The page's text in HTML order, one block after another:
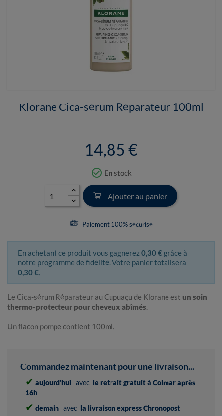
Klorane Cica-sérum Réparateur 100ml
14,85 €
check_circle_outline En stock
Ajouter au panier
Paiement 100% sécurisé
En achetant ce produit vous gagnerez0,30 € grâce à
notre programme de fidélité. Votre panier totalisera
0,30 €.
Le Cica-sérum Réparateur au Cupuaçu de Klorane est un soin
thermo-protecteur pour cheveux abîmés.
Un flacon pompe contient 100ml.
Commandez maintenant pour une livraison...
✔ aujourd'hui avec le retrait gratuit à Colmar après
16h
✔ demain avec la livraison express Chronopost